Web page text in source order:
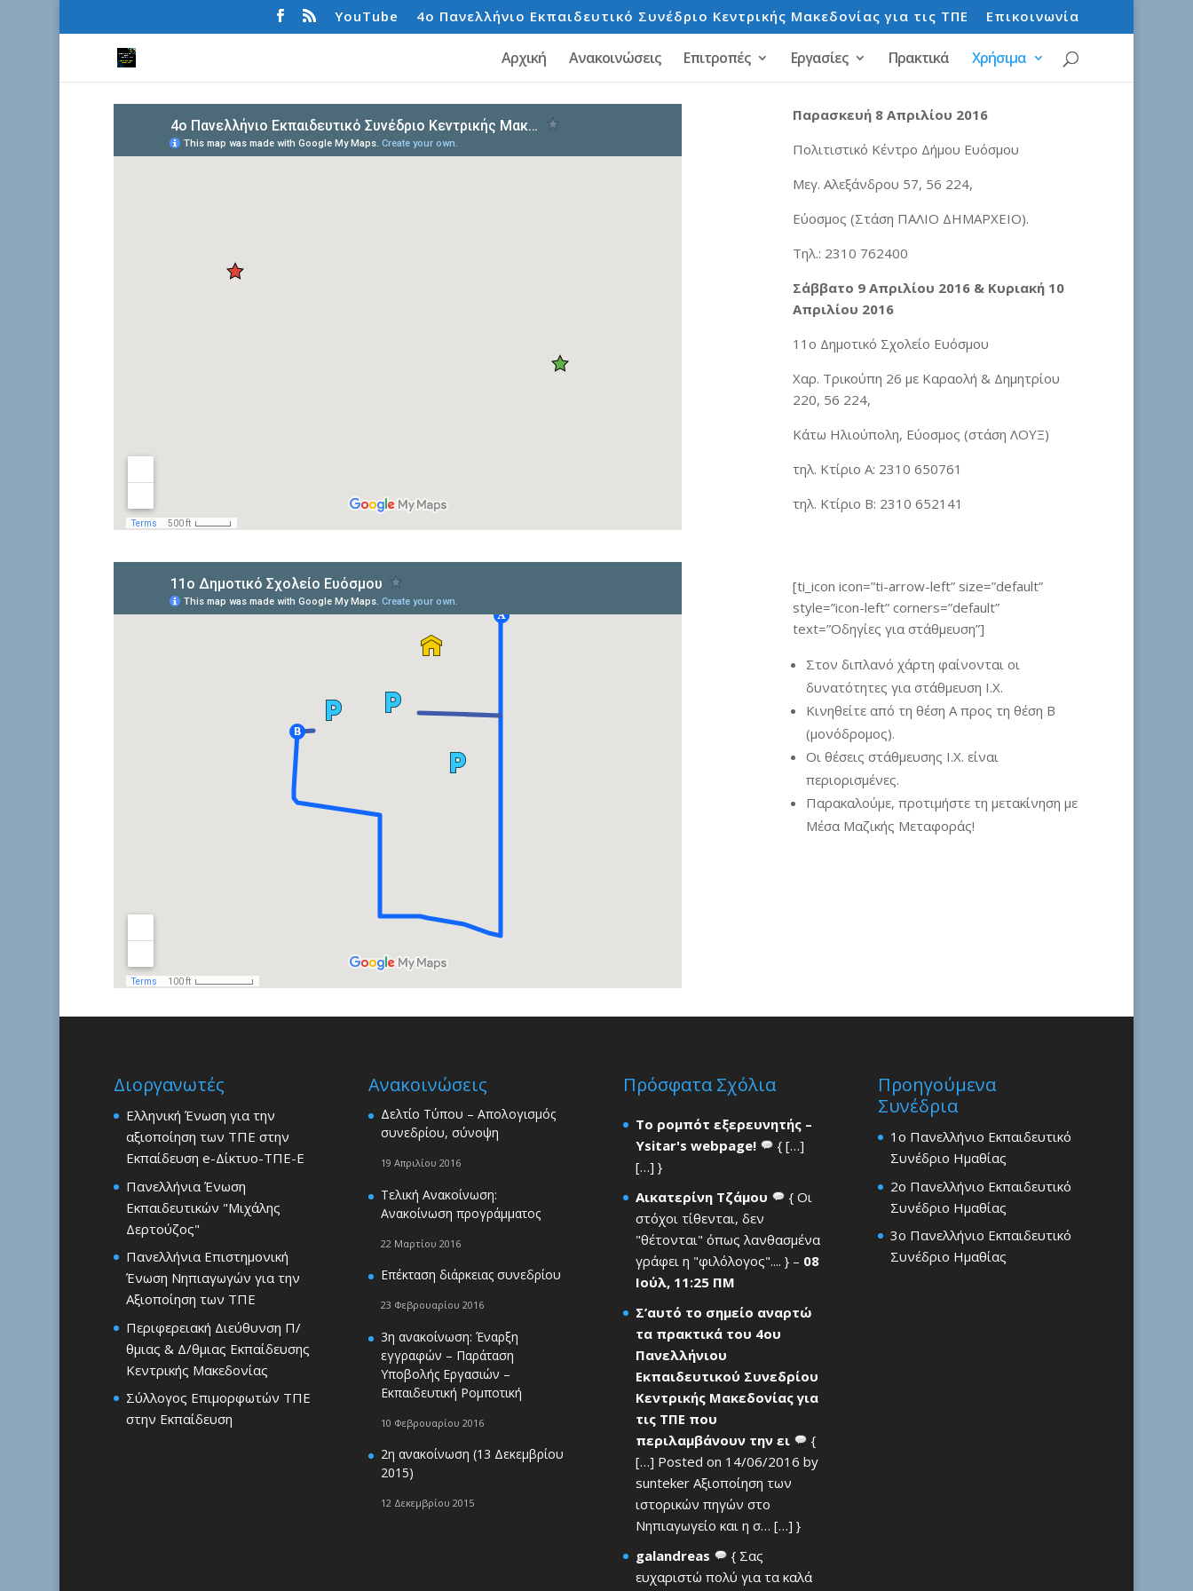
YouTube 4o Πανελλήνιο Εκπαιδευτικό Συνέδριο Κεντρικής Μακεδονίας για τις ΤΠΕ Επικοινωνία
Αρχική Ανακοινώσεις Επιτροπές Εργασίες Πρακτικά Χρήσιμα
Παρασκευή 8 Απριλίου 2016
Πολιτιστικό Κέντρο Δήμου Ευόσμου
Μεγ. Αλεξάνδρου 57, 56 224,
Εύοσμος (Στάση ΠΑΛΙΟ ΔΗΜΑΡΧΕΙΟ).
Τηλ.: 2310 762400
Σάββατο 9 Απριλίου 2016 & Κυριακή 10
Απριλίου 2016
11ο Δημοτικό Σχολείο Ευόσμου
Χαρ. Τρικούπη 26 με Καραολή & Δημητρίου
220, 56 224,
Κάτω Ηλιούπολη, Εύοσμος (στάση ΛΟΥΞ)
τηλ. Κτίριο Α: 2310 650761
τηλ. Κτίριο Β: 2310 652141
[ti_icon icon=”ti-arrow-left” size=”default”
style=”icon-left” corners=”default”
text=”Οδηγίες για στάθμευση”]
Στον διπλανό χάρτη φαίνονται οι
δυνατότητες για στάθμευση Ι.Χ.
Κινηθείτε από τη θέση Α προς τη θέση Β
(μονόδρομος).
Οι θέσεις στάθμευσης Ι.Χ. είναι
περιορισμένες.
Παρακαλούμε, προτιμήστε τη μετακίνηση με
Μέσα Μαζικής Μεταφοράς!
Διοργανωτές
Ελληνική Ένωση για την
αξιοποίηση των ΤΠΕ στην
Εκπαίδευση e-Δίκτυο-ΤΠΕ-Ε
Πανελλήνια Ένωση
Εκπαιδευτικών "Μιχάλης
Δερτούζος"
Πανελλήνια Επιστημονική
Ένωση Νηπιαγωγών για την
Αξιοποίηση των ΤΠΕ
Περιφερειακή Διεύθυνση Π/
θμιας & Δ/θμιας Εκπαίδευσης
Κεντρικής Μακεδονίας
Σύλλογος Επιμορφωτών ΤΠΕ
στην Εκπαίδευση
Ανακοινώσεις
Δελτίο Τύπου – Απολογισμός
συνεδρίου, σύνοψη
19 Απριλίου 2016
Τελική Ανακοίνωση:
Ανακοίνωση προγράμματος
22 Μαρτίου 2016
Επέκταση διάρκειας συνεδρίου
23 Φεβρουαρίου 2016
3η ανακοίνωση: Έναρξη
εγγραφών – Παράταση
Υποβολής Εργασιών –
Εκπαιδευτική Ρομποτική
10 Φεβρουαρίου 2016
2η ανακοίνωση (13 Δεκεμβρίου
2015)
12 Δεκεμβρίου 2015
Πρόσφατα Σχόλια
Το ρομπότ εξερευνητής –
Ysitar's webpage!
{ […]
[…] }
Αικατερίνη Τζάμου
{ Οι
στόχοι τίθενται, δεν
"θέτονται" όπως λανθασμένα
γράφει η "φιλόλογος".... } – 08
Ιούλ, 11:25 ΠΜ
Σ’αυτό το σημείο αναρτώ
τα πρακτικά του 4ου
Πανελλήνιου
Εκπαιδευτικού Συνεδρίου
Κεντρικής Μακεδονίας για
τις ΤΠΕ που
περιλαμβάνουν την ει
{
[…] Posted on 14/06/2016 by
sunteker Αξιοποίηση των
ιστορικών πηγών στο
Νηπιαγωγείο και η σ… […] }
galandreas
{ Σας
ευχαριστώ πολύ για τα καλά
Προηγούμενα
Συνέδρια
1ο Πανελλήνιο Εκπαιδευτικό
Συνέδριο Ημαθίας
2ο Πανελλήνιο Εκπαιδευτικό
Συνέδριο Ημαθίας
3ο Πανελλήνιο Εκπαιδευτικό
Συνέδριο Ημαθίας